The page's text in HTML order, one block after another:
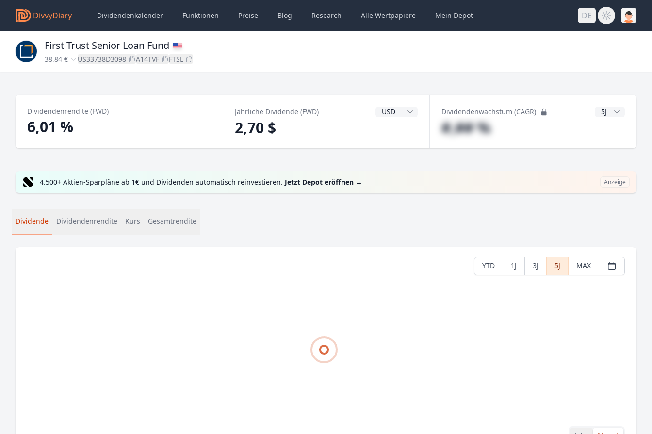
DivvyDiary Dividendenkalender Funktionen Preise Blog Research Alle Wertpapiere Mein Depot DE
First Trust Senior Loan Fund
38,84 € US33738D3098 A14TVF FTSL
Dividendenrendite (FWD)
6,01 %
Jährliche Dividende (FWD) Dividendenwährung
2,70 $
Dividendenwachstum (CAGR) CAGR Jahre
#,## %
4.500+ Aktien-Sparpläne ab 1€ und Dividenden automatisch reinvestieren. Jetzt Depot eröffnen → Anzeige
Dividende Dividendenrendite Kurs Gesamtrendite
YTD 1J 3J 5J MAX